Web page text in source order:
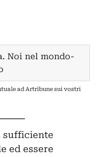
Noi nel mondo-
ad Artribune sui vostri
sufficiente
ed essere